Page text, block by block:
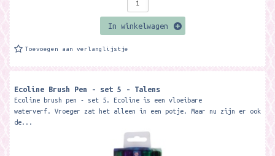
In winkelwagen
Toevoegen aan verlanglijstje
Ecoline Brush Pen - set 5 - Talens
Ecoline brush pen - set 5. Ecoline is een vloeibare
waterverf. Vroeger zat het alleen in een potje. Maar nu zijn er ook
de...